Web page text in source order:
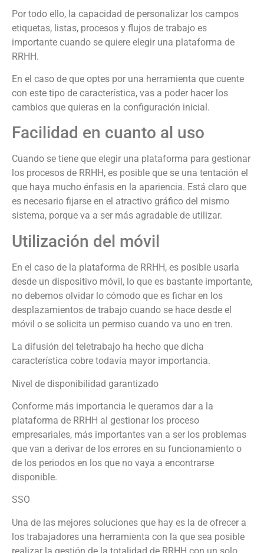
Por todo ello, la capacidad de personalizar los campos
etiquetas, listas, procesos y flujos de trabajo es
importante cuando se quiere elegir una plataforma de
RRHH.
En el caso de que optes por una herramienta que cuente
con este tipo de característica, vas a poder hacer los
cambios que quieras en la configuración inicial.
Facilidad en cuanto al uso
Cuando se tiene que elegir una plataforma para gestionar
los procesos de RRHH, es posible que se una tentación el
que haya mucho énfasis en la apariencia. Está claro que
es necesario fijarse en el atractivo gráfico del mismo
sistema, porque va a ser más agradable de utilizar.
Utilización del móvil
En el caso de la plataforma de RRHH, es posible usarla
desde un dispositivo móvil, lo que es bastante importante,
no debemos olvidar lo cómodo que es fichar en los
desplazamientos de trabajo cuando se hace desde el
móvil o se solicita un permiso cuando va uno en tren.
La difusión del teletrabajo ha hecho que dicha
característica cobre todavía mayor importancia.
Nivel de disponibilidad garantizado
Conforme más importancia le queramos dar a la
plataforma de RRHH al gestionar los proceso
empresariales, más importantes van a ser los problemas
que van a derivar de los errores en su funcionamiento o
de los periodos en los que no vaya a encontrarse
disponible.
SSO
Una de las mejores soluciones que hay es la de ofrecer a
los trabajadores una herramienta con la que sea posible